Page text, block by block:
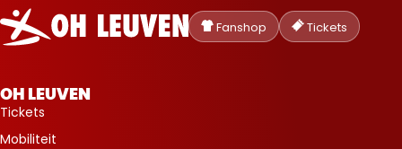
Oud-
Heverlee
Leuven
Fanshop Tickets
OH LEUVEN
Tickets
Mobiliteit